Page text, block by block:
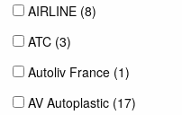
AIRLINE (8)
ATC (3)
Autoliv France (1)
AV Autoplastic (17)